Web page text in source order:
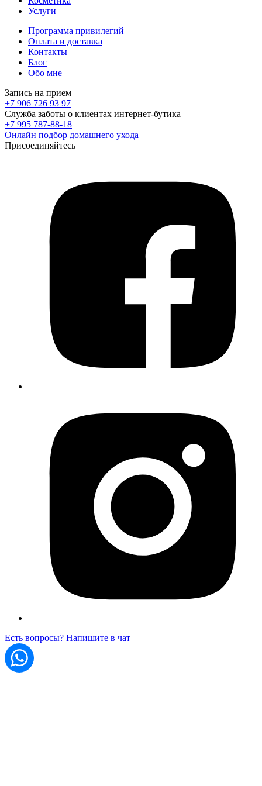
Услуги
Программа привилегий
Оплата и доставка
Контакты
Блог
Обо мне
Запись на прием
+7 906 726 93 97
Служба заботы о клиентах интернет-бутика
+7 995 787-88-18
Онлайн подбор домашнего ухода
Присоединяйтесь
Есть вопросы? Напишите в чат